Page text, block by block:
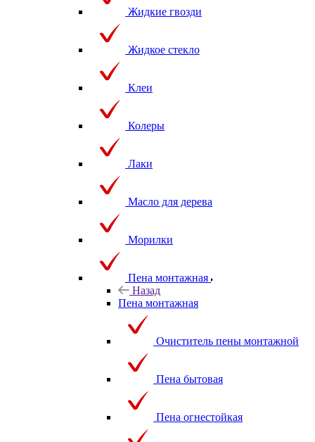
Жидкие гвозди
Жидкое стекло
Клеи
Колеры
Лаки
Масло для дерева
Морилки
Пена монтажная
Назад
Пена монтажная
Очиститель пены монтажной
Пена бытовая
Пена огнестойкая